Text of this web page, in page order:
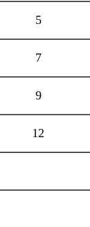
5
7
9
12